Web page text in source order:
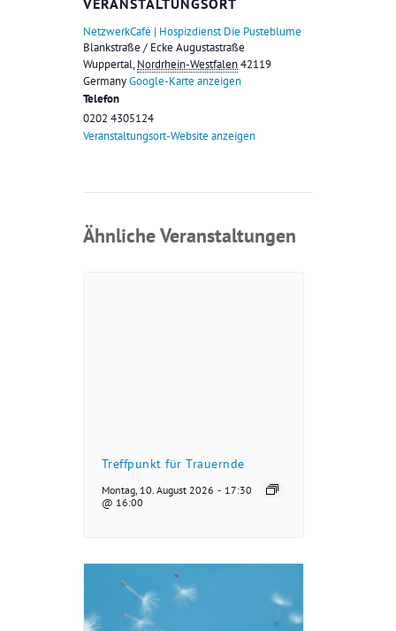
NetzwerkCafé | Hospizdienst Die Pusteblume
Blankstraße / Ecke Augustastraße
Wuppertal, Nordrhein-Westfalen42119
GermanyGoogle-Karte anzeigen
Telefon
0202 4305124
Veranstaltungsort-Website anzeigen
Ähnliche Veranstaltungen
Treffpunkt für Trauernde
Montag, 10. August 2026
@ 16:00
- 17:30